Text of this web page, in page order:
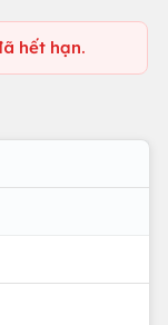
hết hạn.